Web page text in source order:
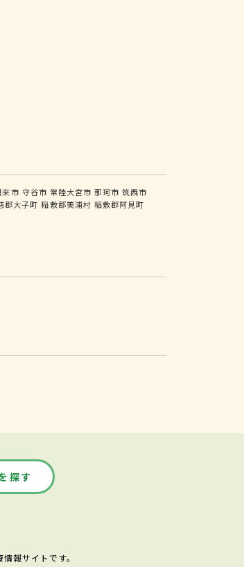
来市 守谷市 常陸大宮市 那珂市 筑西市
郡大子町 稲敷郡美浦村 稲敷郡阿見町
探す
報サイトです。